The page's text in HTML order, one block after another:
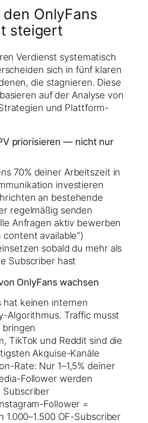
OnlyFans
steigert
Verdienst systematisch
sich in fünf klaren
die stagnieren. Diese
auf der Analyse von
und Plattform-
priorisieren — nicht nur
70% deiner Arbeitszeit in
investieren
an bestehende
regelmäßig senden
Anfragen aktiv bewerben
content available“)
sobald du mehr als
Subscriber hast
OnlyFans wachsen
hat keinen internen
Algorithmus. Traffic musst
bringen
TikTok und Reddit sind die
Akquise-Kanäle
Rate: Nur 1–1,5% deiner
Follower werden
Subscriber
Follower =
1.000–1.500 OF-Subscriber